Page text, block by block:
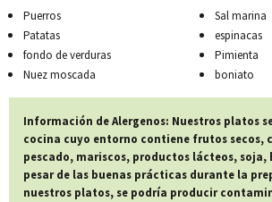
Puerros
Patatas
fondo de verduras
Nuez moscada
Sal marina
espinacas
Pimienta
boniato
Información de Alergenos: Nuestros platos
cocina cuyo entorno contiene frutos secos,
pescado, mariscos, productos lácteos, soja,
pesar de las buenas prácticas durante la
nuestros platos, se podría producir